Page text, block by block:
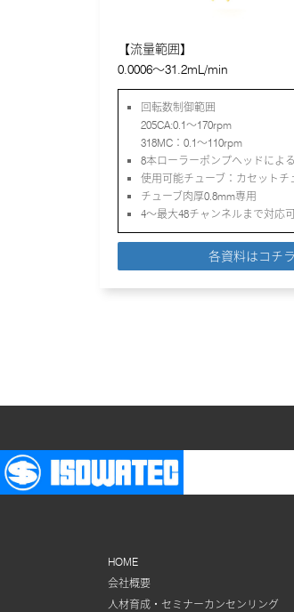
【流量範囲】
0.0006～31.2mL/min
回転数制御範囲
205CA:0.1～170rpm
318MC：0.1～110rpm
8本ローラーポンプヘッドによ
使用可能チューブ：カセットチ
チューブ肉厚0.8mm専用
4～最大48チャンネルまで対応
各資料はコチ
HOME
会社概要
人材育成・セミナーカンセンリング